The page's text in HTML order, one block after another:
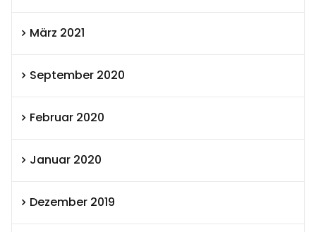
März 2021
September 2020
Februar 2020
Januar 2020
Dezember 2019